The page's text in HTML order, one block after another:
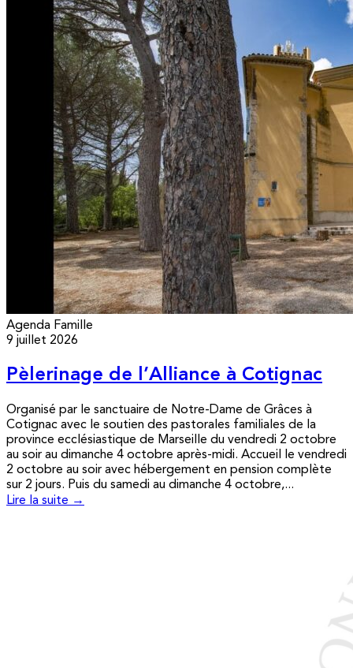
Agenda Famille
9 juillet 2026
Pèlerinage de l’Alliance à Cotignac
Organisé par le sanctuaire de Notre-Dame de Grâces à
Cotignac avec le soutien des pastorales familiales de la
province ecclésiastique de Marseille du vendredi 2 octobre
au soir au dimanche 4 octobre après-midi. Accueil le vendredi
2 octobre au soir avec hébergement en pension complète
sur 2 jours. Puis du samedi au dimanche 4 octobre,...
Lire la suite →